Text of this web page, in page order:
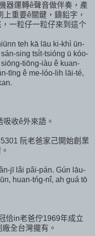
器運轉ê聲音做伴奏，產
重要ê關鍵，鑄鉛字，
一粒仔一粒仔來到這个
teh kā lāu ki-khì ūn-
sing tsi̍t-tsióng ū kóo-
tiōng-iàu ê kuan-
tīng ê me-lóo-lih lāi-té,
收ê外來語。
阮老爸家己開始創業
jī lâi pâi-pán. Gún lāu-
huan-tńg-nî, ah guá tō
佮in老爸佇1969年成立
全台灣攏有。